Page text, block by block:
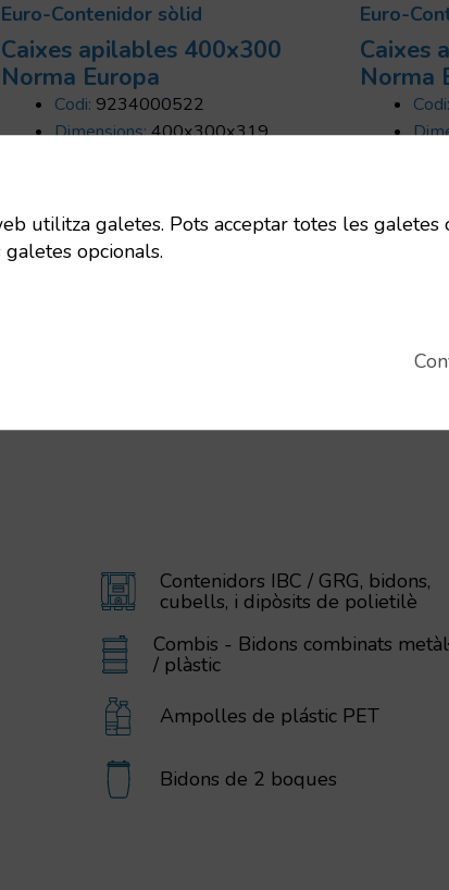
Euro-Contenidor sòlid
Caixes apilables 400x300
Norma Europa
Codi: 9234000522
Dimensions:400x300x319
Capacitat: 30 L
1 Kg
Euro-
Caixes
Norma
Codi:
Contenidors IBC / GRG, bidons,
cubells, i dipòsits de polietilè
Combis - Bidons combinats
/ plàstic
Ampolles de plástic PET
Bidons de 2 boques
utilitza galetes. Pots acceptar totes les galetes
opcionals.